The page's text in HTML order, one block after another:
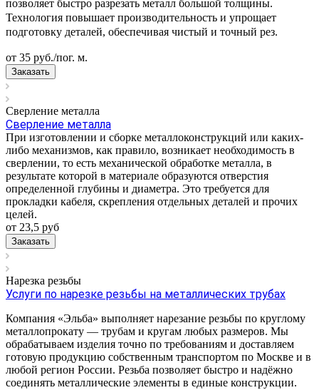
позволяет быстро разрезать металл большой толщины.
Технология повышает производительность и упрощает
подготовку деталей, обеспечивая чистый и точный рез.
от 35 руб./пог. м.
Заказать
Сверление металла
Сверление металла
При изготовлении и сборке металлоконструкций или каких-
либо механизмов, как правило, возникает необходимость в
сверлении, то есть механической обработке металла, в
результате которой в материале образуются отверстия
определенной глубины и диаметра. Это требуется для
прокладки кабеля, скрепления отдельных деталей и прочих
целей.
от 23,5 руб
Заказать
Нарезка резьбы
Услуги по нарезке резьбы на металлических трубах
Компания «Эльба» выполняет нарезание резьбы по круглому
металлопрокату — трубам и кругам любых размеров. Мы
обрабатываем изделия точно по требованиям и доставляем
готовую продукцию собственным транспортом по Москве и в
любой регион России. Резьба позволяет быстро и надёжно
соединять металлические элементы в единые конструкции.